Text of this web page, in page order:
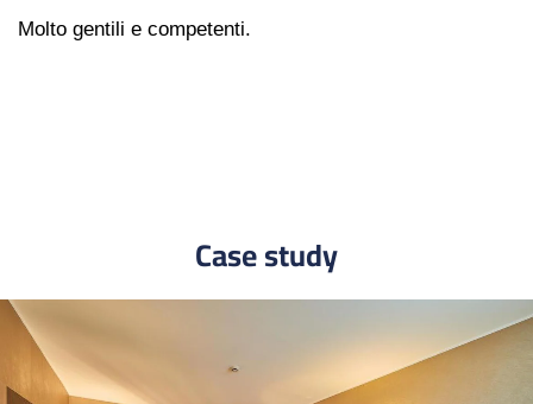
Cortesi, competenti e professionali.
Case study